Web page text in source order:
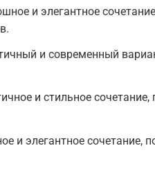
и элегантное
и современный
и стильное сочетание,
и элегантное сочетание,